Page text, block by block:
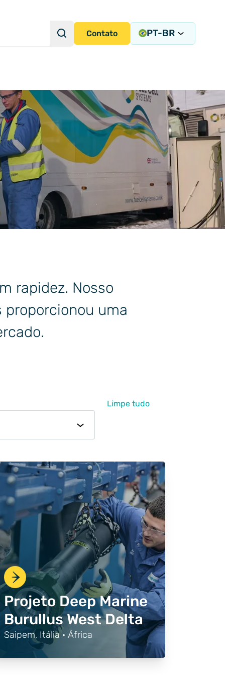
de pesquisa
PesquisaContato PT-BR
de Instrumentação
de Sistemas
rapidez. Nosso
uma
Limpe tudo
Projeto Deep Marine
Burullus West Delta
Saipem, Itália · África